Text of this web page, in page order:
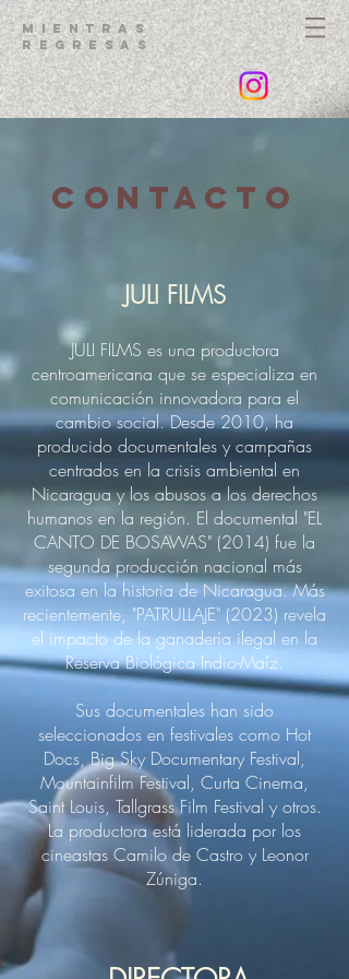
MIENTRAS
REGRESAS
JULI FILMS es una productora
centroamericana que se especializa en
comunicación innovadora para el
cambio social. Desde 2010, ha
producido documentales y campañas
centrados en la crisis ambiental en
Nicaragua y los abusos a los derechos
humanos en la región. El documental "EL
CANTO DE BOSAWAS" (2014) fue la
segunda producción nacional más
exitosa en la historia de Nicaragua. Más
recientemente, "PATRULLAJE" (2023) revela
el impacto de la ganadería ilegal en la
Reserva Biológica Indio-Maíz.
Sus documentales han sido
seleccionados en festivales como Hot
Docs, Big Sky Documentary Festival,
Mountainfilm Festival, Curta Cinema,
Saint Louis, Tallgrass Film Festival y otros.
La productora está liderada por los
cineastas Camilo de Castro y Leonor
Zúniga.
JULI FILMS
CONTACTo